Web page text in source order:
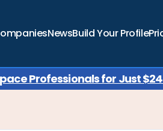
NewsBuild Your Profile
Professionals for Just